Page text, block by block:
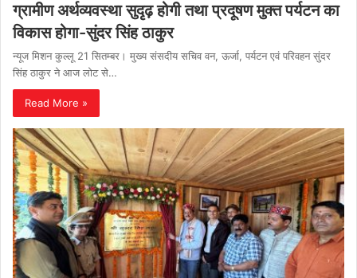
ग्रामीण अर्थव्यवस्था सुदृढ़ होगी तथा प्रदूषण मुक्त पर्यटन का
विकास होगा-सुंदर सिंह ठाकुर
न्यूज मिशन कुल्लू 21 सितम्बर। मुख्य संसदीय सचिव वन, ऊर्जा, पर्यटन एवं परिवहन सुंदर
सिंह ठाकुर ने आज लोट से…
Read More »